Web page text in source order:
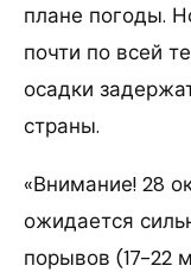
плане погоды.
почти по всей
осадки
страны.
«Внимание! 28
ожидается
порывов (17-22